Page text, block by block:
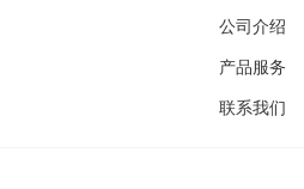
公司介绍
产品服务
联系我们